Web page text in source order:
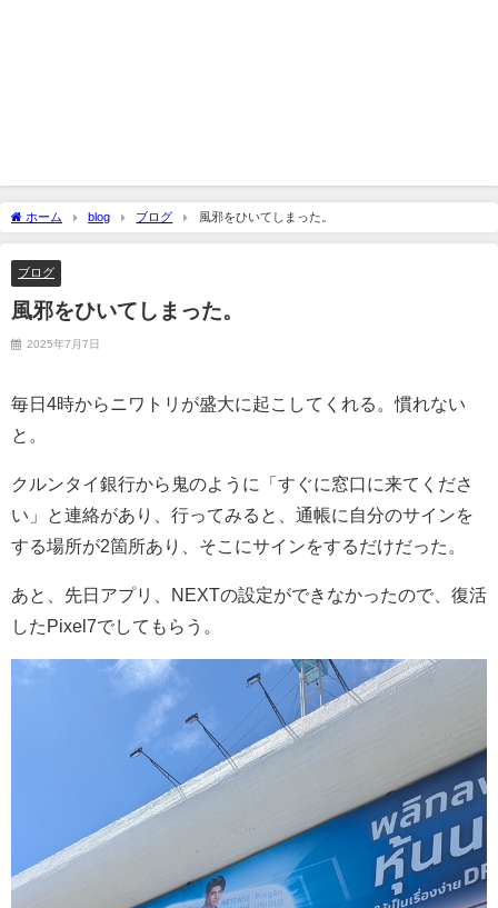
ホーム blog ブログ 風邪をひいてしまった。
ブログ
風邪をひいてしまった。
2025年7月7日
毎日4時からニワトリが盛大に起こしてくれる。慣れない
と。
クルンタイ銀行から鬼のように「すぐに窓口に来てくださ
い」と連絡があり、行ってみると、通帳に自分のサインを
する場所が2箇所あり、そこにサインをするだけだった。
あと、先日アプリ、NEXTの設定ができなかったので、復活
したPixel7でしてもらう。